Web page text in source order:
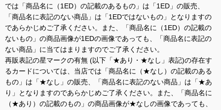
では「商品名に（1ED）の記載のあるもの」は「1ED」の販売、
「商品名に表記のない商品」は「1EDではないもの」となりますの
であらかじめご了承ください。また、「商品名に（1ED）の記載の
ないもの」の商品画像が1EDの画像であっても、「商品名に表記の
ない商品」に当てはまりますのでご了承ください。
再販表記の星マークの有無 (以下「★あり・★なし」表記)の存在す
るカードについては、当店では「商品名に（★なし）の記載のある
もの」は「★なし」の販売、「商品名に表記のない商品」は「★あ
り」となりますのであらかじめご了承ください。また、「商品名に
（★あり）の記載のもの」の商品画像が★なしの画像であっても、